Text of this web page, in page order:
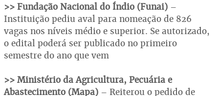
>> Fundação Nacional do Índio (Funai) –
Instituição pediu aval para nomeação de 826
vagas nos níveis médio e superior. Se autorizado,
o edital poderá ser publicado no primeiro
semestre do ano que vem
>> Ministério da Agricultura, Pecuária e
Abastecimento (Mapa) – Reiterou o pedido de